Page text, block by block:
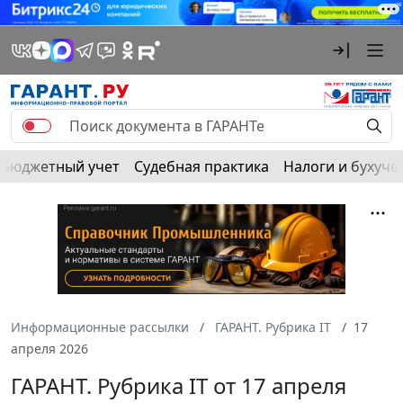
Бюджетный учет Судебная практика Налоги и
Информационные рассылки ГАРАНТ. Рубрика IT
17
апреля 2026
ГАРАНТ. Рубрика IT от 17 апреля